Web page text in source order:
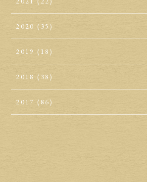
2020 (35)
2019 (18)
2018 (38)
2017 (86)